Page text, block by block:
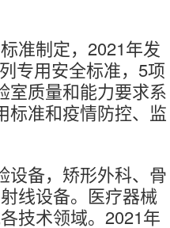
准制定，2021年发
专用安全标准，5项
室质量和能力要求系
标准和疫情防控、监
设备，矫形外科、骨
线设备。医疗器械
技术领域。2021年